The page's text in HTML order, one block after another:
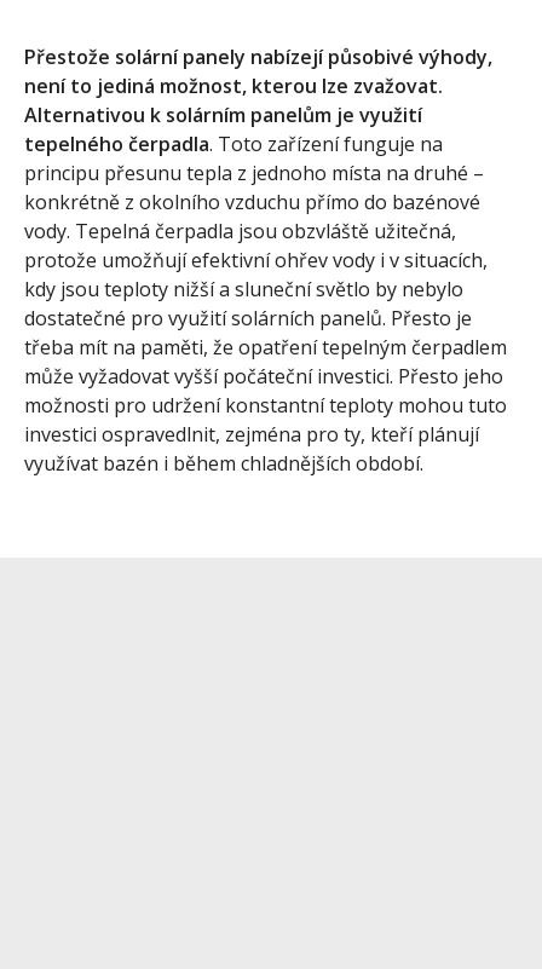
Přestože solární panely nabízejí působivé výhody,
není to jediná možnost, kterou lze zvažovat.
Alternativou k solárním panelům je využití
tepelného čerpadla. Toto zařízení funguje na
principu přesunu tepla z jednoho místa na druhé –
konkrétně z okolního vzduchu přímo do bazénové
vody. Tepelná čerpadla jsou obzvláště užitečná,
protože umožňují efektivní ohřev vody i v situacích,
kdy jsou teploty nižší a sluneční světlo by nebylo
dostatečné pro využití solárních panelů. Přesto je
třeba mít na paměti, že opatření tepelným čerpadlem
může vyžadovat vyšší počáteční investici. Přesto jeho
možnosti pro udržení konstantní teploty mohou tuto
investici ospravedlnit, zejména pro ty, kteří plánují
využívat bazén i během chladnějších období.